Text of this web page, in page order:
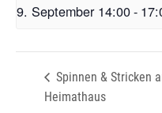
9. September 14:00-
Spinnen & Stricken
Heimathaus